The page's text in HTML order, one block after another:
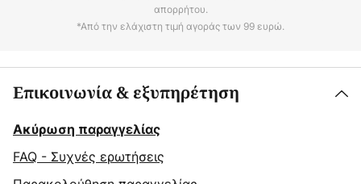
απορρήτου.
*Από την ελάχιστη τιμή αγοράς των 99 ευρώ.
Επικοινωνία & εξυπηρέτηση
Ακύρωση παραγγελίας
FAQ - Συχνές ερωτήσεις